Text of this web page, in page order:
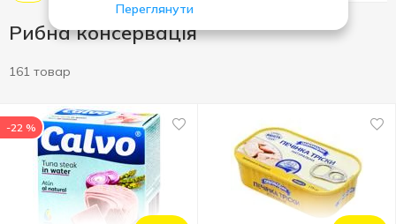
Переглянути
Рибна консервація
161 товар
-22 %